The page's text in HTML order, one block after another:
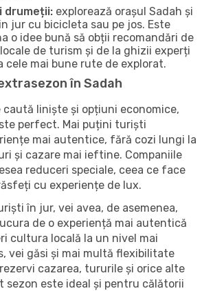
drumeții: explorează orașul Sadah și
jur cu bicicleta sau pe jos. Este
o idee bună să obții recomandări de
de turism și de la ghizii experți
cele mai bune rute de explorat.
în Sadah
caută liniște și opțiuni economice,
perfect. Mai puțini turiști
mai autentice, fără cozi lungi la
și cazare mai ieftine. Companiile
reduceri speciale, ceea ce face
cu experiențe de lux.
în jur, vei avea, de asemenea,
de o experiență mai autentică
cultura locală la un nivel mai
vei găsi și mai multă flexibilitate
cazarea, tururile și orice alte
sezon este ideal și pentru călătorii